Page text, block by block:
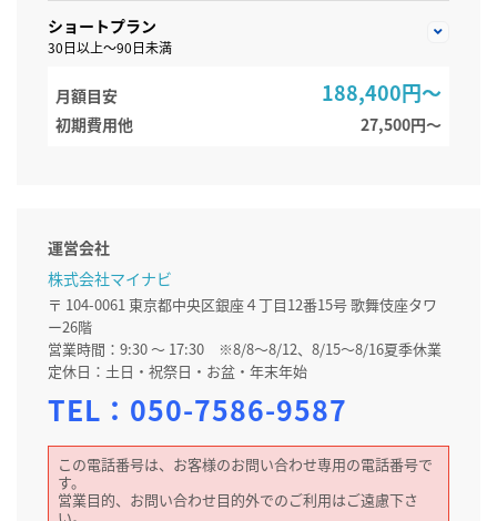
ショートプラン
30日以上～90日未満
月額目安 188,400円～
初期費用他 27,500円〜
運営会社
株式会社マイナビ
〒 104-0061 東京都中央区銀座４丁目12番15号 歌舞伎座タワ
ー26階
営業時間：9:30 ～ 17:30 ※8/8～8/12、8/15～8/16夏季休業
定休日：土日・祝祭日・お盆・年末年始
TEL： 050-7586-9587
この電話番号は、お客様のお問い合わせ専用の電話番号で
す。
営業目的、お問い合わせ目的外でのご利用はご遠慮下さ